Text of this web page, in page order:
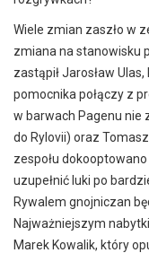
Wiele zmian zaszło w
zmiana na stanowisku
zastąpił Jarosław
pomocnika połączy z
w barwach Pagenu nie
do Rylovii) oraz
zespołu
uzupełnić luki po
Rywalem gnojniczan
Najważniejszym
Marek Kowalik, który